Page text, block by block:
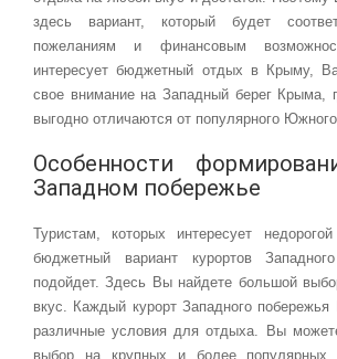
здесь вариант, который будет
пожеланиям и финансовым
интересует бюджетный отдых в Крыму,
свое внимание на Западный берег Крыма,
выгодно отличаются от популярного
Особенности
Западном побережье
Туристам, которых интересует
бюджетный вариант курортов
подойдет. Здесь Вы найдете большой
вкус. Каждый курорт Западного
различные условия для отдыха. Вы
выбор на крупных и более популярных